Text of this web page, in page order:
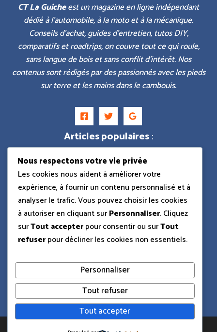
CT La Guicheest un magazine en ligne indépendant
dédié à l’automobile, à la moto et à la mécanique.
Conseils d’achat, guides d’entretien, tutos DIY,
comparatifs et roadtrips, on couvre tout ce qui roule,
sans langue de bois et sans conflit d’intérêt. Nos
contenus sont rédigés par des passionnés avec les pieds
sur terre et les mains dans le cambouis.
Articles populaires:
Dacia Sandman camping-car
Ford Shelby GT500 Eleanor
Dacia pick-up 2025
BMW R1250GS
Nous respectons votre vie privée
Les cookies nous aident à améliorer votre
expérience, à fournir un contenu personnalisé et à
analyser le trafic. Vous pouvez choisir les cookies
à autoriser en cliquant surPersonnaliser. Cliquez
surTout accepterpour consentir ou surTout
refuserpour décliner les cookies non essentiels.
Personnaliser
Tout refuser
Tout accepter